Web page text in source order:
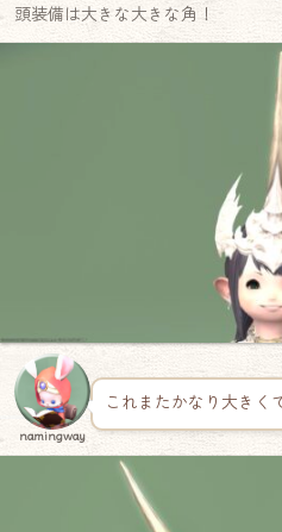
頭装備は大きな大きな角！
namingway
これまたかなり大きく